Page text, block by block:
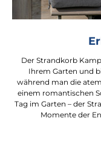
Der Strandkorb
Ihrem Garten und
während man die
einem romantischen
Tag im Garten – der
Momente der